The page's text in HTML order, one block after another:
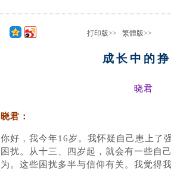
打印版>> 繁體版>>
成长中的
晓君
晓君：
你好，我今年16岁。我怀疑自己患上了
困扰。从十三、四岁起，就会有一些自
为。这些困扰多半与信仰有关。我觉得